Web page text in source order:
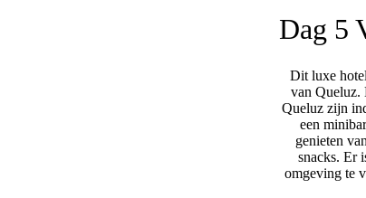
Dag 5
Dit luxe
van Queluz.
Queluz zijn
een
genieten
snacks. Er
omgeving te